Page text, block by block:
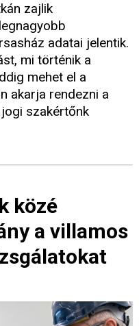
zajlik
adatai jelentik.
mi történik a
mehet el a
akarja rendezni a
szakértőnk
közé
a villamos